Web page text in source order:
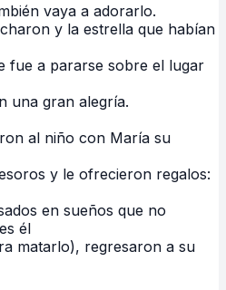
vaya a adorarlo.
y la estrella que habían
fue a pararse sobre el lugar
una gran alegría.
al niño con María su
y le ofrecieron regalos:
en sueños que no
él
matarlo), regresaron a su